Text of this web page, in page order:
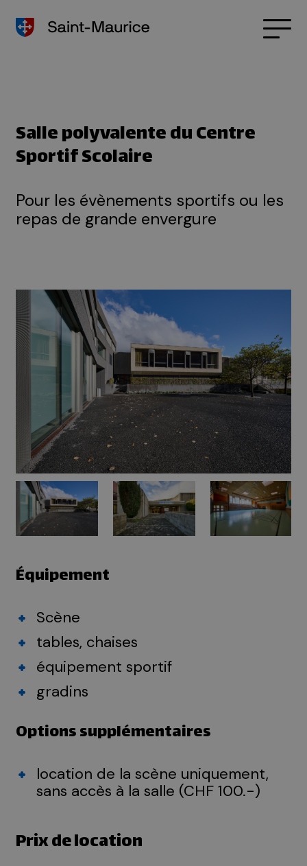
Salle polyvalente du Centre
Sportif Scolaire
Pour les évènements sportifs ou les
repas de grande envergure
Équipement
Scène
tables, chaises
équipement sportif
gradins
Options supplémentaires
location de la scène uniquement,
sans accès à la salle (CHF 100.-)
Prix de location